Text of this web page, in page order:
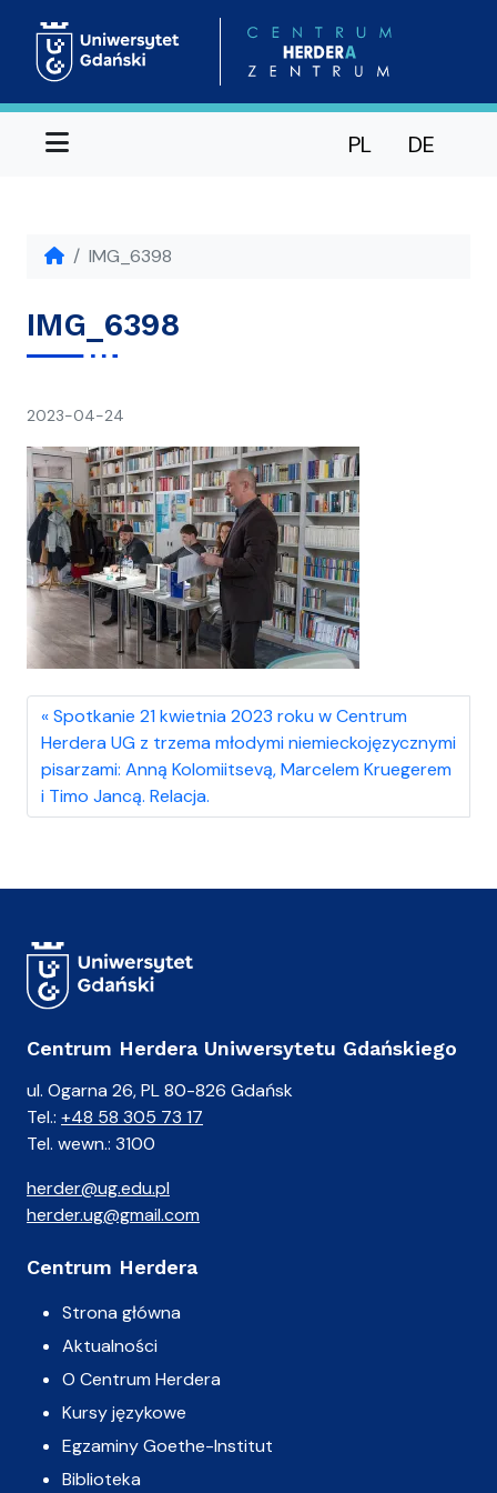
Menu PL DE
IMG_6398
IMG_6398
2023-04-24
Spotkanie 21 kwietnia 2023 roku w Centrum
Herdera UG z trzema młodymi niemieckojęzycznymi
pisarzami: Anną Kolomiitsevą, Marcelem Kruegerem
i Timo Jancą. Relacja.
Centrum Herdera Uniwersytetu Gdańskiego
ul. Ogarna 26, PL 80-826 Gdańsk
Tel.: +48 58 305 73 17
Tel. wewn.: 3100
herder@ug.edu.pl
herder.ug@gmail.com
Centrum Herdera
Strona główna
Aktualności
O Centrum Herdera
Kursy językowe
Egzaminy Goethe-Institut
Biblioteka